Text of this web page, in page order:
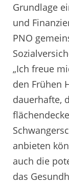
Grundlage
und
PNO
„Ich freue
den Frühen
dauerhafte,
anbieten
auch die
das